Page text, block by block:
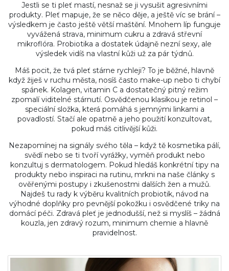
Jestli se ti pleť mastí, nesnaž se ji vysušit agresivními
produkty. Pleť mapuje, že se něco děje, a ještě víc se brání –
výsledkem je často ještě větší maštění. Mnohem líp funguje
vyvážená strava, minimum cukru a zdravá střevní
mikroflóra. Probiotika a dostatek údajně nezní sexy, ale
výsledek vidíš na vlastní kůži už za pár týdnů.
Máš pocit, že tvá pleť stárne rychleji? To je běžné, hlavně
když žiješ v ruchu města, nosíš často make-up nebo ti chybí
spánek. Kolagen, vitamin C a dostatečný pitný režim
zpomalí viditelné stárnutí. Osvědčenou klasikou je retinol –
speciální složka, která pomáhá s jemnými linkami a
povadlostí. Stačí ale opatrně a jeho použití konzultovat,
pokud máš citlivější kůži.
Nezapomínej na signály svého těla – když tě kosmetika pálí,
svědí nebo se ti tvoří vyrážky, vyměň produkt nebo
konzultuj s dermatologem. Pokud hledáš konkrétní tipy na
produkty nebo inspiraci na rutinu, mrkni na naše články s
ověřenými postupy i zkušenostmi dalších žen a mužů.
Najdeš tu rady k výběru kvalitních probiotik, návod na
výhodné doplňky pro pevnější pokožku i osvědčené triky na
domácí péči. Zdravá pleť je jednodušší, než si myslíš – žádná
kouzla, jen zdravý rozum, minimum chemie a hlavně
pravidelnost.